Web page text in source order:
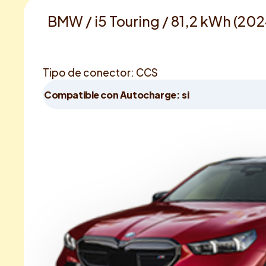
BMW / i5 Touring / 81,2 kWh
Tipo de conector: CCS
Compatible con Autocharge: si